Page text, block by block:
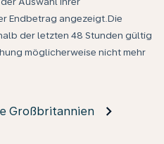
Endbetrag angezeigt.Die
der letzten 48 Stunden gültig
möglicherweise nicht mehr
Großbritannien